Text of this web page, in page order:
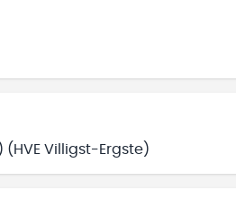
Villigst-Ergste)